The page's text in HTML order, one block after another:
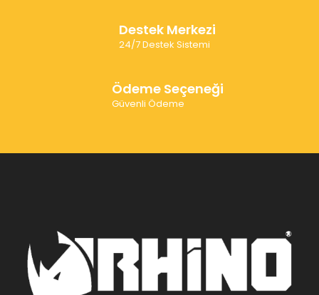
Destek Merkezi
24/7 Destek Sistemi
Ödeme Seçeneği
Güvenli Ödeme